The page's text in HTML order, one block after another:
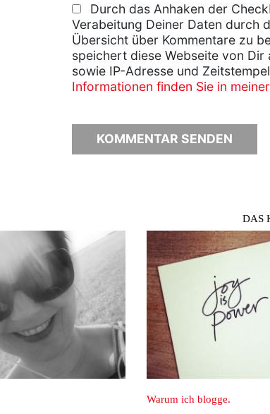
Durch das Anhaken der
Verabeitung Deiner Daten durch
Übersicht über Kommentare zu
speichert diese Webseite von Dir
sowie IP-Adresse und
Informationen finden Sie in
DAS
Warum ich blogge.